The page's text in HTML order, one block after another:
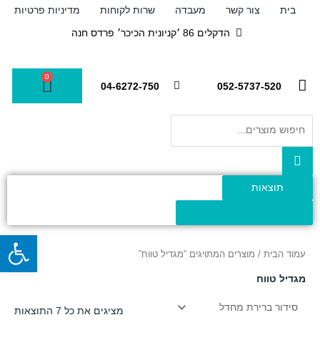
בית צור קשר מעבדה שרות לקוחות
מדיניות פרטיות
הדקלים 86 ׳קניונית הכיכר׳ פרדס חנה
052-5737-520
04-6272-750
0
עגלת
קניות
תוצאות
עמוד הבית / מוצרים המתויגים “מגדיל טווח”
מגדיל טווח
מציגים את כל ⁦7⁩ התוצאות